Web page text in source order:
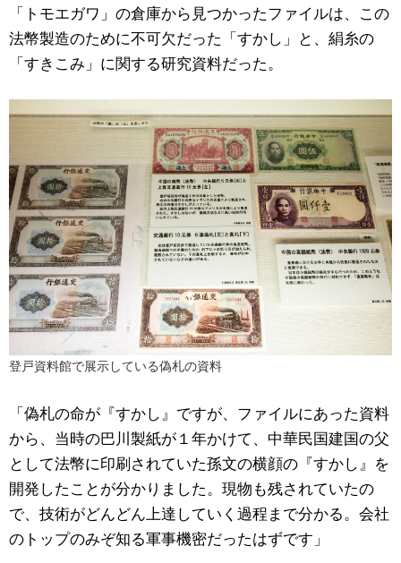
「トモエガワ」の倉庫から見つかったファイルは、この
法幣製造のために不可欠だった「すかし」と、絹糸の
「すきこみ」に関する研究資料だった。
登戸資料館で展示している偽札の資料
「偽札の命が『すかし』ですが、ファイルにあった資料
から、当時の巴川製紙が１年かけて、中華民国建国の父
として法幣に印刷されていた孫文の横顔の『すかし』を
開発したことが分かりました。現物も残されていたの
で、技術がどんどん上達していく過程まで分かる。会社
のトップのみぞ知る軍事機密だったはずです」